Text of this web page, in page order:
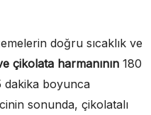
doğru sıcaklık ve
çikolata harmanının 180
dakika boyunca
sonunda, çikolatalı